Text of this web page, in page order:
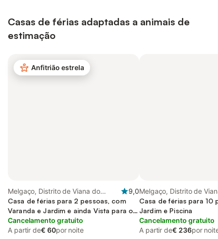
Casas de férias adaptadas a animais de
estimação
Anfitrião estrela
Melgaço, Distrito de Viana do
Castelo
9,0
Casa de férias para 2 pessoas, com
Varanda e Jardim e ainda Vista para o
lago
Cancelamento gratuito
A partir de€ 60por noite
Melgaço, Distrito de
Castelo
Casa de férias para 10
Jardim e Piscina
Cancelamento gratuito
A partir de€ 236por